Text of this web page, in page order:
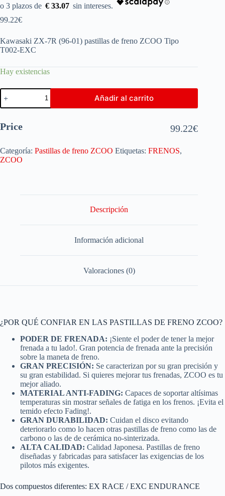
€ 33.07
99.22€
Kawasaki ZX-7R (96-01) pastillas de freno ZCOO Tipo
T002-EXC
Hay existencias
Añadir al carrito
Price 99.22€
Categoría: Pastillas de freno ZCOO Etiquetas: FRENOS,
ZCOO
Descripción
Información adicional
Valoraciones (0)
¿POR QUÉ CONFIAR EN LAS PASTILLAS DE FRENO ZCOO?
PODER DE FRENADA: ¡Siente el poder de tener la mejor
frenada a tu lado!. Gran potencia de frenada ante la precisión
sobre la maneta de freno.
GRAN PRECISIÓN: Se caracterizan por su gran precisión y
su gran estabilidad. Si quieres mejorar tus frenadas, ZCOO es tu
mejor aliado.
MATERIAL ANTI-FADING: Capaces de soportar altísimas
temperaturas sin mostrar señales de fatiga en los frenos. ¡Evita el
temido efecto Fading!.
GRAN DURABILIDAD: Cuidan el disco evitando
deteriorarlo como lo hacen otras pastillas de freno como las de
carbono o las de de cerámica no-sinterizada.
ALTA CALIDAD: Calidad Japonesa. Pastillas de freno
diseñadas y fabricadas para satisfacer las exigencias de los
pilotos más exigentes.
Dos compuestos diferentes: EX RACE / EXC ENDURANCE